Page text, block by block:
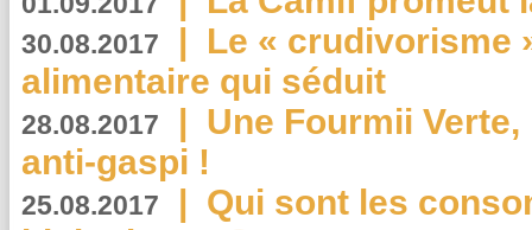
30.08.2017 | Le « crudivorisme
alimentaire qui séduit
28.08.2017 | Une Fourmii
anti-gaspi !
25.08.2017 | Qui sont les